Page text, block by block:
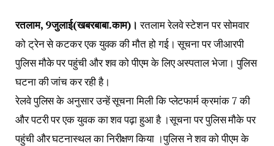
रतलाम, 9जुलाई(खबरबाबा.काम)। रतलाम रेलवे स्टेशन पर सोमवार
को ट्रेन से कटकर एक युवक की मौत हो गई। सूचना पर जीआरपी
पुलिस मौके पर पहुंची और शव को पीएम के लिए अस्पताल भेजा। पुलिस
घटना की जांच कर रही है।
रेलवे पुलिस के अनुसार उन्हें सूचना मिली कि प्लेटफार्म क्रमांक 7 की
और पटरी पर एक युवक का शव पढ़ा हुआ है ।सूचना पर पुलिस मौके पर
पहुंची और घटनास्थल का निरीक्षण किया ।पुलिस ने शव को पीएम के